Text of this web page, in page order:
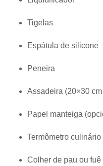
Tigelas
Espátula de silicone
Peneira
Assadeira (20×30
Papel manteiga
Termômetro
Colher de pau ou fuê